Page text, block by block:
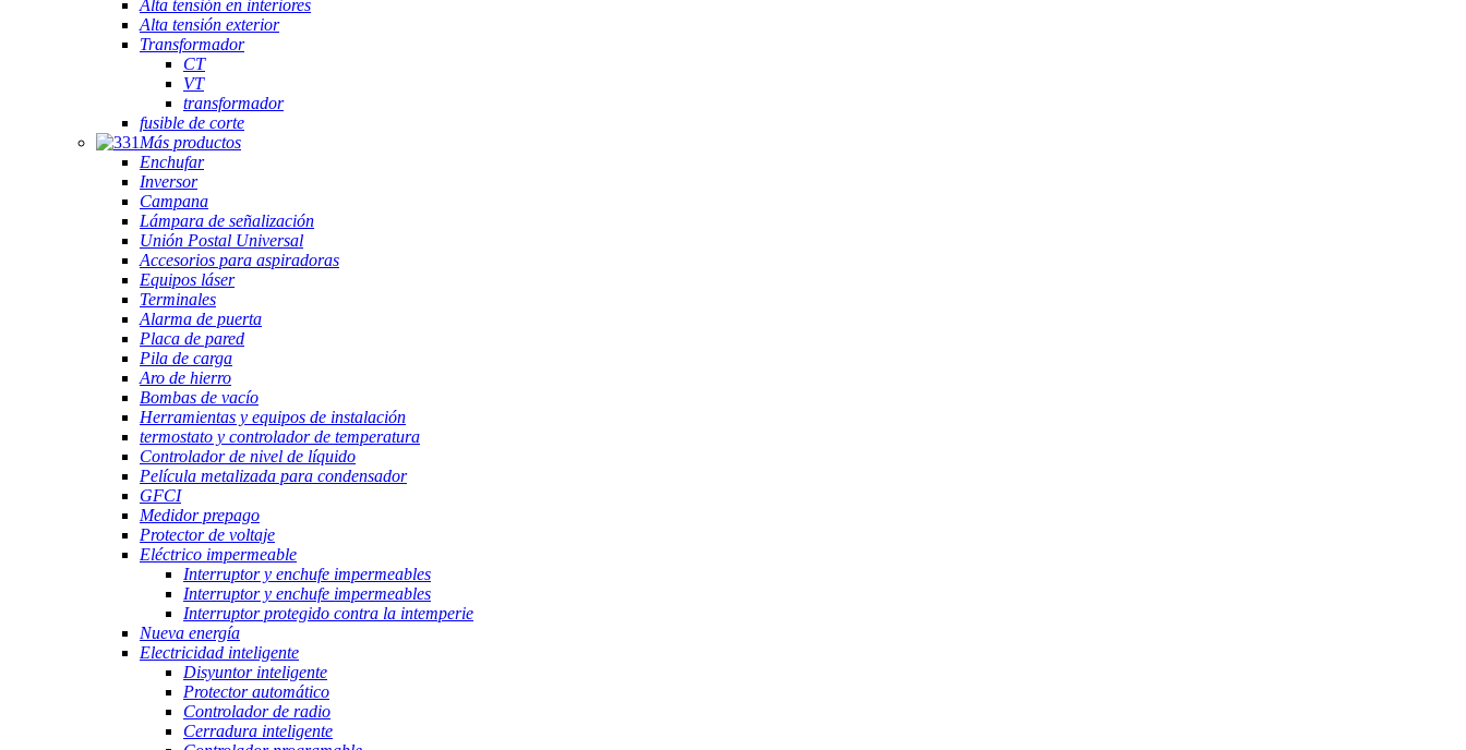
Alta tensión en interiores
Alta tensión exterior
Transformador
CT
VT
transformador
fusible de corte
Más productos
Enchufar
Inversor
Campana
Lámpara de señalización
Unión Postal Universal
Accesorios para aspiradoras
Equipos láser
Terminales
Alarma de puerta
Placa de pared
Pila de carga
Aro de hierro
Bombas de vacío
Herramientas y equipos de instalación
termostato y controlador de temperatura
Controlador de nivel de líquido
Película metalizada para condensador
GFCI
Medidor prepago
Protector de voltaje
Eléctrico impermeable
Interruptor y enchufe impermeables
Interruptor y enchufe impermeables
Interruptor protegido contra la intemperie
Nueva energía
Electricidad inteligente
Disyuntor inteligente
Protector automático
Controlador de radio
Cerradura inteligente